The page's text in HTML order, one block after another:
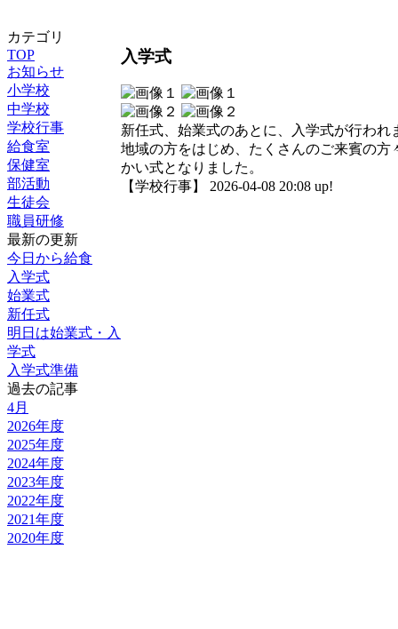
カテゴリ
TOP
お知らせ
小学校
中学校
学校行事
給食室
保健室
部活動
生徒会
職員研修
最新の更新
今日から給食
入学式
始業式
新任式
明日は始業式・入
学式
入学式準備
過去の記事
4月
2026年度
2025年度
2024年度
2023年度
2022年度
2021年度
2020年度
入学式
新任式、始業式のあとに、入学式が行われ
地域の方をはじめ、たくさんのご来賓の
かい式となりました。
【学校行事】 2026-04-08 20:08 up!